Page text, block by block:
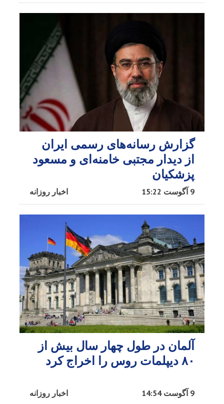
گزارش رسانه‌های رسمی ایران
از دیدار مجتبی خامنه‌ای و مسعود
پزشکیان
اخبار روزانه 9 آگوست 15:22
آلمان در طول چهار سال بیش از
۸۰ دیپلمات روس را اخراج کرد
اخبار روزانه 9 آگوست 14:54